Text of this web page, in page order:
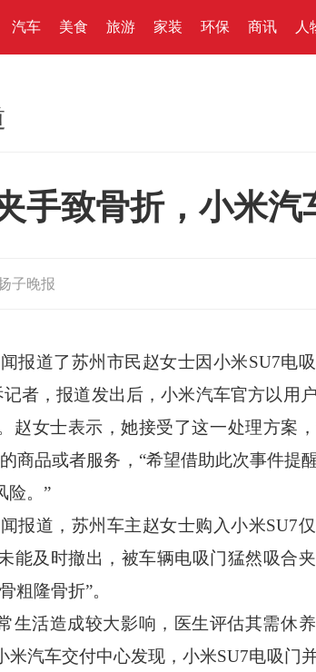
汽车 美食 旅游 家装 环保 商讯 人
手致骨折，小米汽
子晚报
报道了苏州市民赵女士因小米SU7电
者，报道发出后，小米汽车官方以用
赵女士表示，她接受了这一处理方案
商品或者服务，“希望借助此次事件提
险。”
报道，苏州车主赵女士购入小米SU7
能及时撤出，被车辆电吸门猛然吸合
粗隆骨折”。
生活造成较大影响，医生评估其需休
米汽车交付中心发现，小米SU7电吸门